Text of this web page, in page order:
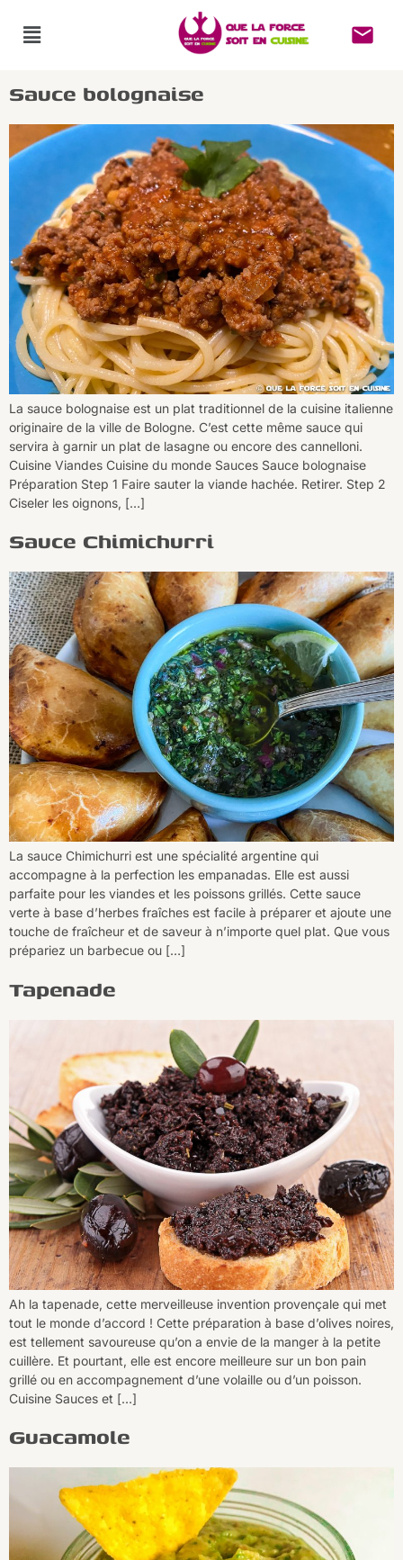
Sauce bolognaise
La sauce bolognaise est un plat traditionnel de la cuisine italienne
originaire de la ville de Bologne. C’est cette même sauce qui
servira à garnir un plat de lasagne ou encore des cannelloni.
Cuisine Viandes Cuisine du monde Sauces Sauce bolognaise
Préparation Step 1 Faire sauter la viande hachée. Retirer. Step 2
Ciseler les oignons, […]
Sauce Chimichurri
La sauce Chimichurri est une spécialité argentine qui
accompagne à la perfection les empanadas. Elle est aussi
parfaite pour les viandes et les poissons grillés. Cette sauce
verte à base d’herbes fraîches est facile à préparer et ajoute une
touche de fraîcheur et de saveur à n’importe quel plat. Que vous
prépariez un barbecue ou […]
Tapenade
Ah la tapenade, cette merveilleuse invention provençale qui met
tout le monde d’accord ! Cette préparation à base d’olives noires,
est tellement savoureuse qu’on a envie de la manger à la petite
cuillère. Et pourtant, elle est encore meilleure sur un bon pain
grillé ou en accompagnement d’une volaille ou d’un poisson.
Cuisine Sauces et […]
Guacamole